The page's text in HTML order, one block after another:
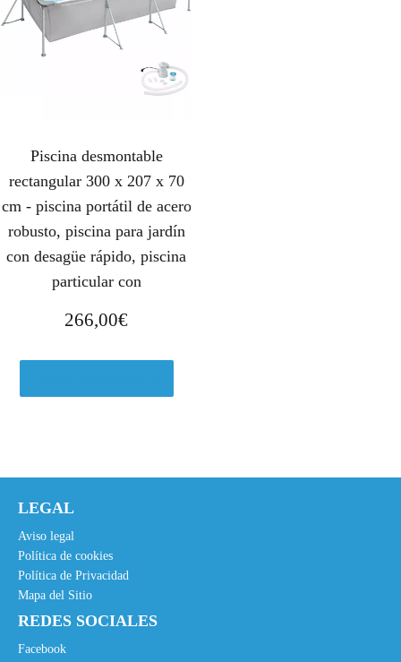
Piscina desmontable
rectangular 300 x 207 x 70
cm - piscina portátil de acero
robusto, piscina para jardín
con desagüe rápido, piscina
particular con
266,00€
LEGAL
Aviso legal
Política de cookies
Política de Privacidad
Mapa del Sitio
REDES SOCIALES
Facebook